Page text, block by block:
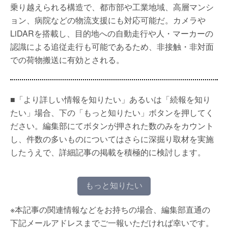
乗り越えられる構造で、都市部や工業地域、高層マンシ
ョン、病院などの物流支援にも対応可能だ。カメラや
LiDARを搭載し、目的地への自動走行や人・マーカーの
認識による追従走行も可能であるため、非接触・非対面
での荷物搬送に有効とされる。
■「より詳しい情報を知りたい」あるいは「続報を知り
たい」場合、下の「もっと知りたい」ボタンを押してく
ださい。編集部にてボタンが押された数のみをカウント
し、件数の多いものについてはさらに深掘り取材を実施
したうえで、詳細記事の掲載を積極的に検討します。
もっと知りたい
※本記事の関連情報などをお持ちの場合、編集部直通の
下記メールアドレスまでご一報いただければ幸いです。